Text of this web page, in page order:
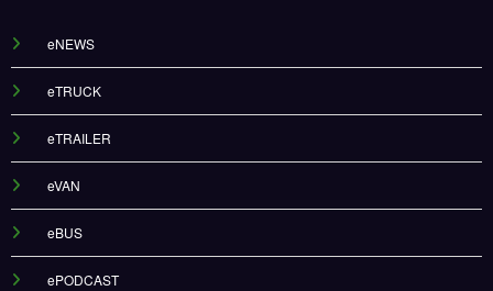
eNEWS
eTRUCK
eTRAILER
eVAN
eBUS
ePODCAST